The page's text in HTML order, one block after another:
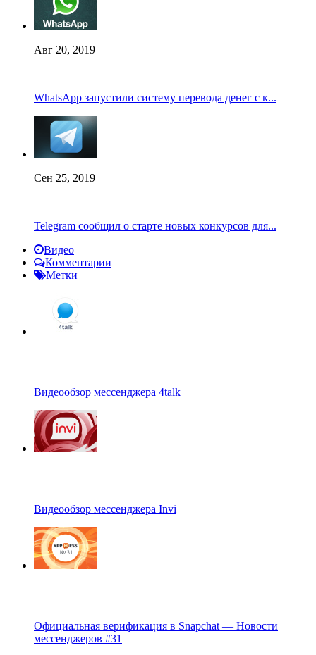
Авг 20, 2019
WhatsApp запустили систему перевода денег с к...
Сен 25, 2019
Telegram сообщил о старте новых конкурсов для...
Видео
Комментарии
Метки
Видеообзор мессенджера 4talk
Видеообзор мессенджера Invi
Официальная верификация в Snapchat — Новости
мессенджеров #31